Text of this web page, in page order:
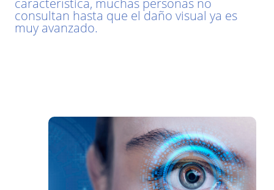
característica, muchas personas no
consultan hasta que el daño visual ya es
muy avanzado.